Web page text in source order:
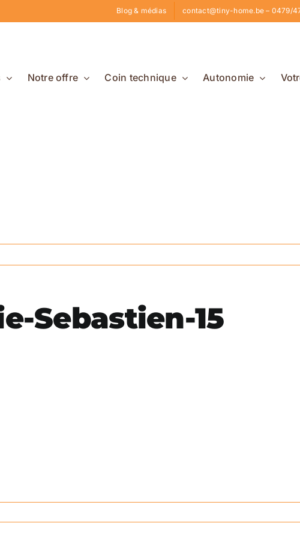
Blog & médias contact@tiny-home.be – 0479/
Notre offre Coin technique Autonomie
Sebastien-15